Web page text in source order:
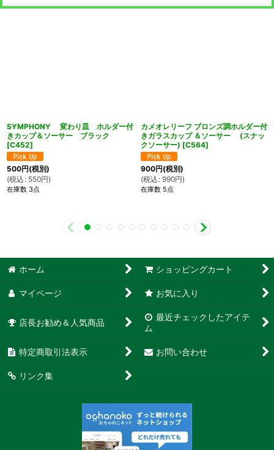
SYMPHONY 変わり皿 ホルダー付
きカップ＆ソーサー ブラック
[C452]
500円(税別)
(税込 : 550円)
在庫数 3点
カメオレリーフ ブロンズ調ホルダー付
きガラスカップ ＆ソーサー (スナッ
クソーサー) [C564]
900円(税別)
(税込 : 990円)
在庫数 5点
ホーム ショッピングカート
マイページ お気に入り
店長お勧め＆人気商品
最近チェックしたアイテ
ム
特定商取引法表示 お問い合わせ
リンク集